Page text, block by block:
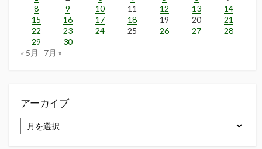
8
9 10 11 12 13
14
15
16 17 18 19 20
21
22
23 24 25 26 27
28
29
30
« 5月
7月 »
アーカイブ
ー